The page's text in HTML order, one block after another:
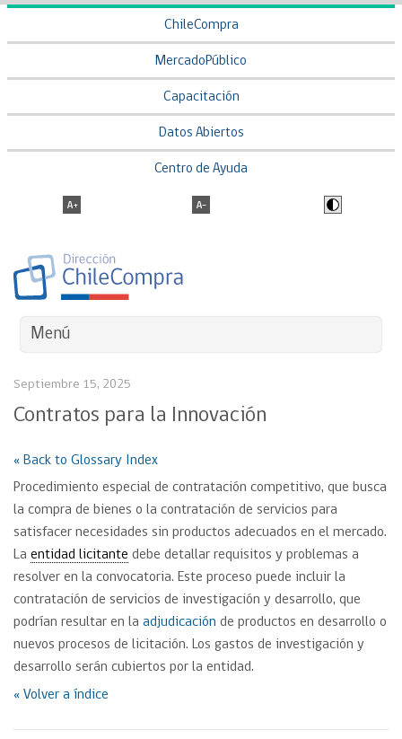
ChileCompra
MercadoPúblico
Capacitación
Datos Abiertos
Centro de Ayuda
Menú
Septiembre 15, 2025
Contratos para la Innovación
« Back to Glossary Index
Procedimiento especial de contratación competitivo, que busca
la compra de bienes o la contratación de servicios para
satisfacer necesidades sin productos adecuados en el mercado.
La entidad licitante debe detallar requisitos y problemas a
resolver en la convocatoria. Este proceso puede incluir la
contratación de servicios de investigación y desarrollo, que
podrían resultar en la adjudicación de productos en desarrollo o
nuevos procesos de licitación. Los gastos de investigación y
desarrollo serán cubiertos por la entidad.
« Volver a índice